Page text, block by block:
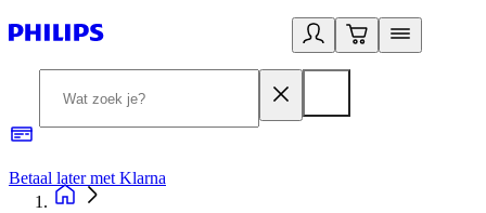
Betaal later met Klarna